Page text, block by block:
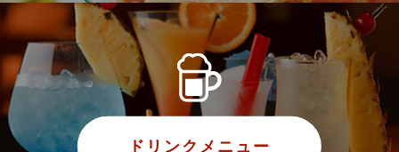
ドリンクメニュー